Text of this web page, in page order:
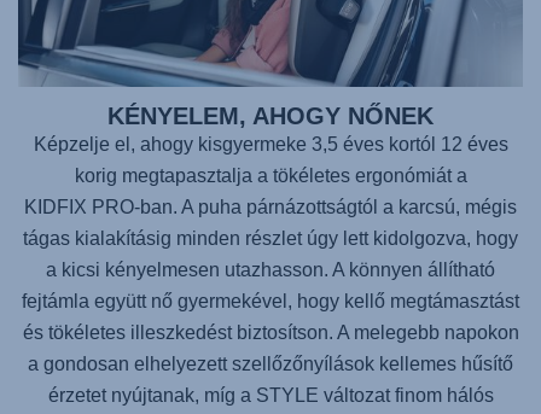
KÉNYELEM, AHOGY NŐNEK
Képzelje el, ahogy kisgyermeke 3,5 éves kortól 12 éves
korig megtapasztalja a tökéletes ergonómiát a
KIDFIX PRO-ban. A puha párnázottságtól a karcsú, mégis
tágas kialakításig minden részlet úgy lett kidolgozva, hogy
a kicsi kényelmesen utazhasson. A könnyen állítható
fejtámla együtt nő gyermekével, hogy kellő megtámasztást
és tökéletes illeszkedést biztosítson. A melegebb napokon
a gondosan elhelyezett szellőzőnyílások kellemes hűsítő
érzetet nyújtanak, míg a STYLE változat finom hálós